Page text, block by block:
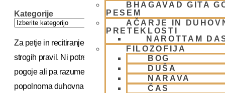
BHAGAVAD GITA
PESEM
AČARJE IN
PRETEKLOSTI
NAROTTAM
FILOZOFIJA
BOG
DUŠA
NARAVA
ČAS
Kategorije
Za petje in recitiranje (mantranje) mantre Hare Krišna ni
strogih pravil. Ni potrebno, da izpolnjujemo kakršne koli
pogoje ali pa razumemo jezik mantre. Ker je mantra
popolnoma duhovna, deluje tudi brez naše vednosti, kakor